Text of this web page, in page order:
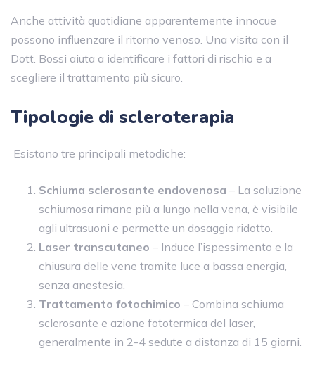
Anche attività quotidiane apparentemente innocue
possono influenzare il ritorno venoso. Una visita con il
Dott. Bossi aiuta a identificare i fattori di rischio e a
scegliere il trattamento più sicuro.
Tipologie di scleroterapia
Esistono tre principali metodiche:
Schiuma sclerosante endovenosa – La soluzione
schiumosa rimane più a lungo nella vena, è visibile
agli ultrasuoni e permette un dosaggio ridotto.
Laser transcutaneo – Induce l’ispessimento e la
chiusura delle vene tramite luce a bassa energia,
senza anestesia.
Trattamento fotochimico – Combina schiuma
sclerosante e azione fototermica del laser,
generalmente in 2-4 sedute a distanza di 15 giorni.